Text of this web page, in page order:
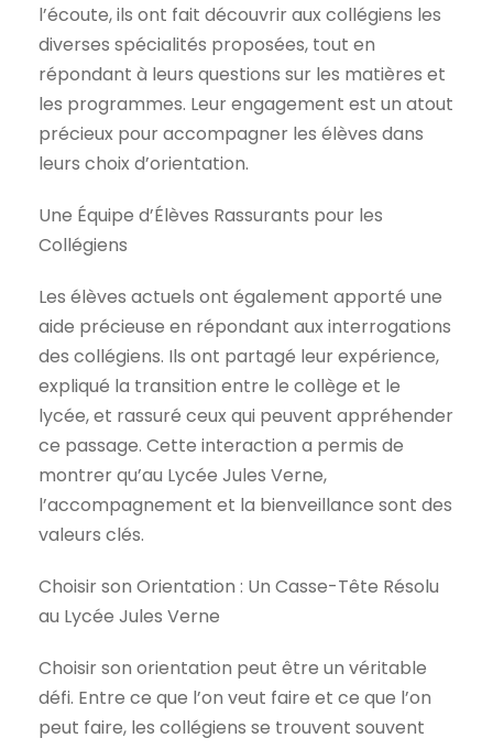
l’écoute, ils ont fait découvrir aux collégiens les
diverses spécialités proposées, tout en
répondant à leurs questions sur les matières et
les programmes. Leur engagement est un atout
précieux pour accompagner les élèves dans
leurs choix d’orientation.
Une Équipe d’Élèves Rassurants pour les
Collégiens
Les élèves actuels ont également apporté une
aide précieuse en répondant aux interrogations
des collégiens. Ils ont partagé leur expérience,
expliqué la transition entre le collège et le
lycée, et rassuré ceux qui peuvent appréhender
ce passage. Cette interaction a permis de
montrer qu’au Lycée Jules Verne,
l’accompagnement et la bienveillance sont des
valeurs clés.
Choisir son Orientation : Un Casse-Tête Résolu
au Lycée Jules Verne
Choisir son orientation peut être un véritable
défi. Entre ce que l’on veut faire et ce que l’on
peut faire, les collégiens se trouvent souvent